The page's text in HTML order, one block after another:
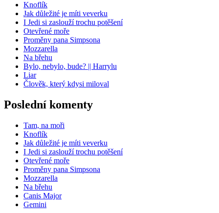
Knoflík
Jak důležité je míti veverku
I Jedi si zaslouží trochu potěšení
Otevřené moře
Proměny pana Simpsona
Mozzarella
Na břehu
Bylo, nebylo, bude? || Harrylu
Liar
Člověk, který kdysi miloval
Poslední komenty
Tam, na moři
Knoflík
Jak důležité je míti veverku
I Jedi si zaslouží trochu potěšení
Otevřené moře
Proměny pana Simpsona
Mozzarella
Na břehu
Canis Major
Gemini